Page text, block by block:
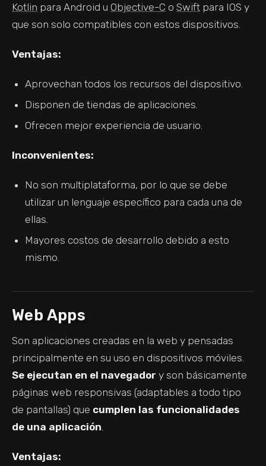
Kotlin para Android u Objective-C o Swift para IOS y
que son solo compatibles con estos dispositivos.
Ventajas:
Aprovechan todos los recursos del dispositivo.
Disponen de tiendas de aplicaciones.
Ofrecen mejor experiencia de usuario.
Inconvenientes:
No son multiplataforma, por lo que se debe
utilizar un lenguaje específico para cada una de
ellas.
Mayores costos de desarrollo debido a esto
mismo.
Web Apps
Son aplicaciones creadas en la web y pensadas
principalmente en su uso en dispositivos móviles.
Se ejecutan en el navegador y son básicamente
páginas web responsivas (adaptables a todo tipo
de pantallas) que cumplen las funcionalidades
de una aplicación
Ventajas: